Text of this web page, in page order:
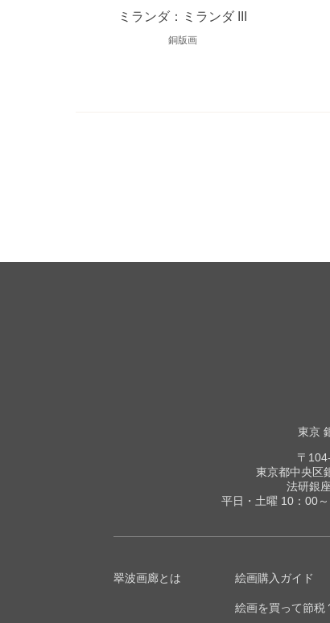
ミランダ：ミランダ III
銅版画
東京
〒
東京都中央区
法研銀
平日・土曜 10：00～
翠波画廊とは 絵画購入ガイド
絵画を買って節税